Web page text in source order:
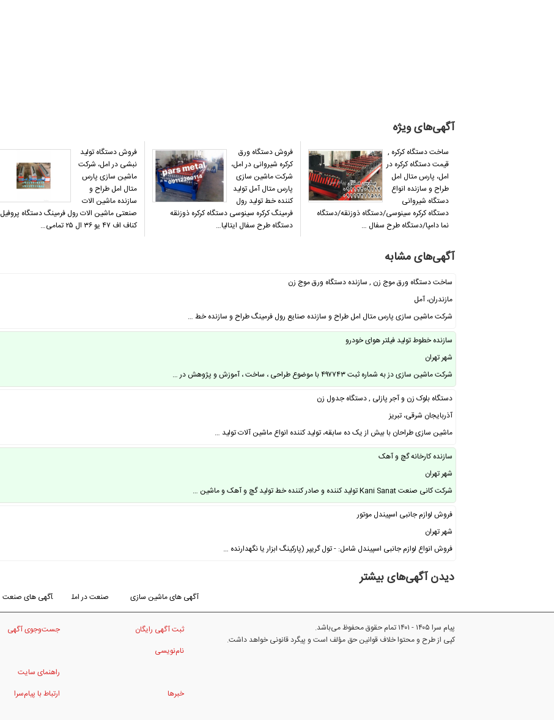
آگهی‌های ویژه
ساخت دستگاه کرکره ,
قیمت دستگاه کرکره در
امل، پارس متال امل
طراح و سازنده انواع
دستگاه شیروانی
دستگاه کرکره سینوسی/دستگاه ذوزنقه/دستگاه
نما دامپا/دستگاه طرح سفال …
فروش دستگاه ورق
کرکره شیروانی در امل،
شرکت ماشین سازی
پارس متال آمل تولید
کننده خط تولید رول
فرمینگ کرکره سینوسی دستگاه کرکره ذوزنقه
دستگاه طرح سفال ایتالیا…
فروش دستگاه تولید
نبشی در امل، شرکت
ماشین سازی پارس
متال امل طراح و
سازنده ماشین الات
صنعتی ماشین الات رول فرمینگ دستگاه پروفیل
کناف اف ۴۷ یو ۳۶ ال ۲۵ تمامی…
آگهی‌های مشابه
ساخت دستگاه ورق موج زن , سازنده دستگاه ورق موج زن
مازندران، آمل
شرکت ماشین سازی پارس متال امل طراح و سازنده صنایع رول فرمینگ طراح و سازنده خط …
سازنده خطوط تولید فیلتر هوای خودرو
شهر تهران
شرکت ماشین سازی دز به شماره ثبت ۴۹۷۷۴۳ با موضوع طراحی ، ساخت ، آموزش و پژوهش در …
دستگاه بلوک زن و آجر پازلی , دستگاه جدول زن
آذربایجان شرقی، تبریز
ماشین سازی طراحان با بیش از یک ده سابقه، تولید کننده انواع ماشین آلات تولید …
سازنده کارخانه گچ و آهک
شهر تهران
شرکت کانی صنعت Kani Sanat تولید کننده و صادر کننده خط تولید گچ و آهک و ماشین …
فروش لوازم جانبی اسپیندل موتور
شهر تهران
فروش انواع لوازم جانبی اسپیندل شامل: - تول گریپر (پارکینگ ابزار یا نگهدارنده …
دیدن آگهی‌های بیشتر
آگهی های ماشین سازی صنعت در امل آگهی های صنعت
پیام سرا ۱۴۰۵ - ۱۴۰۱ تمام حقوق محفوظ می‌باشد.
کپی از طرح و محتوا خلاف قوانین حق مؤلف است و پیگرد قانونی خواهد داشت.
ثبت آگهی رایگان
نام‌نویسی
خبرها
جست‌وجوی آگهی
راهنمای سایت
ارتباط با پیام‌سرا